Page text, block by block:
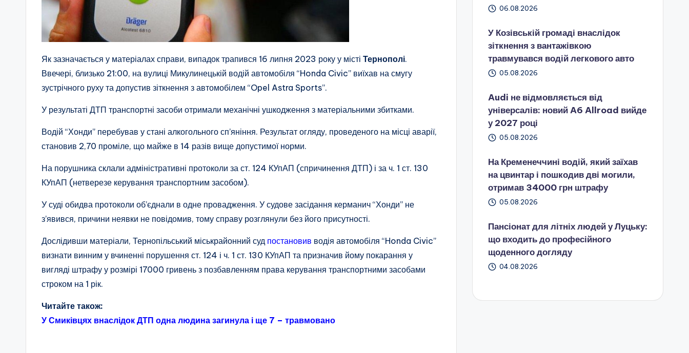
Як зазначається у матеріалах справи, випадок трапився 16 липня 2023 року у місті Тернополі.
Ввечері, близько 21:00, на вулиці Микулинецькій водій автомобіля “Honda Civic” виїхав на смугу
зустрічного руху та допустив зіткнення з автомобілем “Opel Astra Sports”.
У результаті ДТП транспортні засоби отримали механічні ушкодження з матеріальними збитками.
Водій “Хонди” перебував у стані алкогольного сп’яніння. Результат огляду, проведеного на місці аварії,
становив 2,70 проміле, що майже в 14 разів вище допустимої норми.
На порушника склали адміністративні протоколи за ст. 124 КУпАП (спричинення ДТП) і за ч. 1 ст. 130
КУпАП (нетверезе керування транспортним засобом).
У суді обидва протоколи об’єднали в одне провадження. У судове засідання керманич “Хонди” не
з’явився, причини неявки не повідомив, тому справу розглянули без його присутності.
Дослідивши матеріали, Тернопільський міськрайонний суд постановив водія автомобіля “Honda Civic”
визнати винним у вчиненні порушення ст. 124 і ч. 1 ст. 130 КУпАП та призначив йому покарання у
вигляді штрафу у розмірі 17000 гривень з позбавленням права керування транспортними засобами
строком на 1 рік.
Читайте також:
У Смиківцях внаслідок ДТП одна людина загинула і ще 7 – травмовано
06.08.2026
У Козівській громаді внаслідок
зіткнення з вантажівкою
травмувався водій легкового авто
05.08.2026
Audi не відмовляється від
універсалів: новий A6 Allroad вийде
у 2027 році
05.08.2026
На Кременеччині водій, який заїхав
на цвинтар і пошкодив дві могили,
отримав 34000 грн штрафу
05.08.2026
Пансіонат для літніх людей у Луцьку:
що входить до професійного
щоденного догляду
04.08.2026